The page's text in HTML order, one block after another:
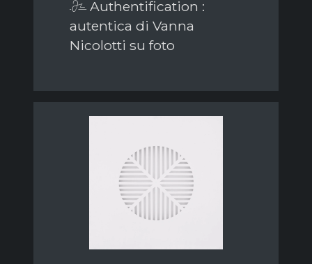
Authentification :
autentica di Vanna
Nicolotti su foto